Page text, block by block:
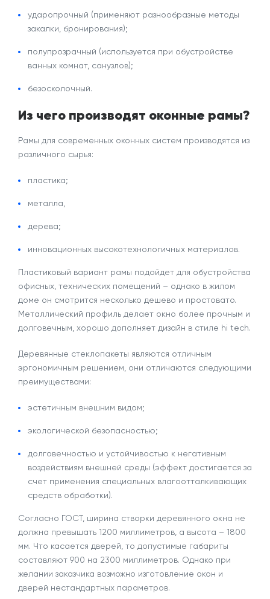
ударопрочный (применяют разнообразные методы
закалки, бронирования);
полупрозрачный (используется при обустройстве
ванных комнат, санузлов);
безосколочный.
Из чего производят оконные рамы?
Рамы для современных оконных систем производятся из
различного сырья:
пластика;
металла,
дерева;
инновационных высокотехнологичных материалов.
Пластиковый вариант рамы подойдет для обустройства
офисных, технических помещений – однако в жилом
доме он смотрится несколько дешево и простовато.
Металлический профиль делает окно более прочным и
долговечным, хорошо дополняет дизайн в стиле hi tech.
Деревянные стеклопакеты являются отличным
эргономичным решением, они отличаются следующими
преимуществами:
эстетичным внешним видом;
экологической безопасностью;
долговечностью и устойчивостью к негативным
воздействиям внешней среды (эффект достигается за
счет применения специальных влагоотталкивающих
средств обработки).
Согласно ГОСТ, ширина створки деревянного окна не
должна превышать 1200 миллиметров, а высота – 1800
мм. Что касается дверей, то допустимые габариты
составляют 900 на 2300 миллиметров. Однако при
желании заказчика возможно изготовление окон и
дверей нестандартных параметров.